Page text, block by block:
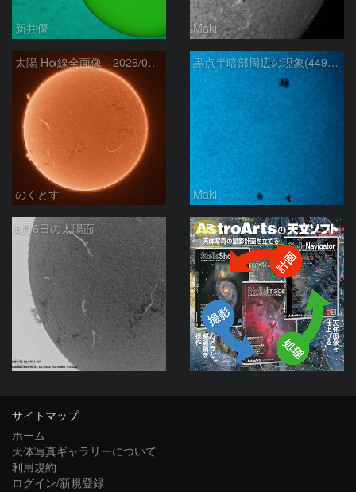
新井優 Maki
太陽 Hα線全面像 2026/08/06
のくとす
黒点半暗部周辺の現象(4498、4502付近)8/6
Maki
8月6日の太陽面
ta-o
PR
サイトマップ
ホーム
天体写真ギャラリーについて
利用規約
ログイン/新規登録